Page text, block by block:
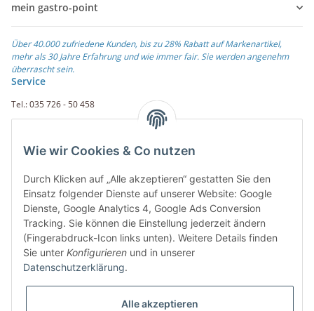
mein gastro-point
Über 40.000 zufriedene Kunden, bis zu 28% Rabatt auf Markenartikel,
mehr als 30 Jahre Erfahrung und wie immer fair. Sie werden angenehm
überrascht sein.
Service
Tel.: 035 726 - 50 458
Weiterführende Links
Zahlungsarten
Rechnung
PayPal
Amazon Payment
Vorkasse
Überweisung
Wie wir Cookies & Co nutzen
Durch Klicken auf „Alle akzeptieren“ gestatten Sie den
Einsatz folgender Dienste auf unserer Website: Google
Dienste, Google Analytics 4, Google Ads Conversion
Tracking. Sie können die Einstellung jederzeit ändern
(Fingerabdruck-Icon links unten). Weitere Details finden
Sie unter Konfigurieren und in unserer
Datenschutzerklärung.
Alle akzeptieren